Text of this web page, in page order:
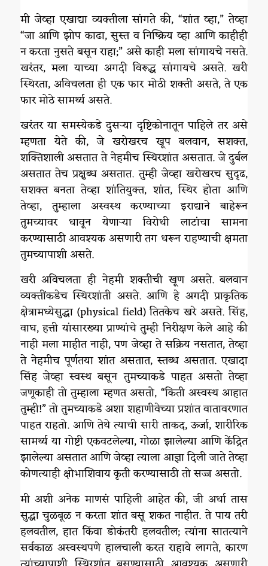
मी जेव्हा एखाद्या व्यक्तीला सांगते की, “शांत व्हा,” तेव्हा
“जा आणि झोप काढा, सुस्त व निष्क्रिय व्हा आणि काहीही
न करता नुसते बसून राहा;” असे काही मला सांगायचे नसते.
खरंतर, मला याच्या अगदी विरूद्ध सांगायचे असते. खरी
स्थिरता, अविचलता ही एक फार मोठी शक्ती असते, ते एक
फार मोठे सामर्थ्य असते.
खरंतर या समस्येकडे दुसऱ्या दृष्टिकोनातून पाहिले तर असे
म्हणता येते की, जे खरोखरच खूप बलवान, सशक्त,
शक्तिशाली असतात ते नेहमीच स्थिरशांत असतात. जे दुर्बल
असतात तेच प्रक्षुब्ध असतात. तुम्ही जेव्हा खरोखरच सुदृढ,
सशक्त बनता तेव्हा शांतियुक्त, शांत, स्थिर होता आणि
तेव्हा, तुम्हाला अस्वस्थ करण्याच्या इराद्याने बाहेरून
तुमच्यावर धावून येणाऱ्या विरोधी लाटांचा सामना
करण्यासाठी आवश्यक असणारी तग धरून राहण्याची क्षमता
तुमच्यापाशी असते.
खरी अविचलता ही नेहमी शक्तीची खूण असते. बलवान
व्यक्तींकडेच स्थिरशांती असते. आणि हे अगदी प्राकृतिक
क्षेत्रामध्येसुद्धा (physical field) तितकेच खरे असते. सिंह,
वाघ, हत्ती यांसारख्या प्राण्यांचे तुम्ही निरीक्षण केले आहे की
नाही मला माहीत नाही, पण जेव्हा ते सक्रिय नसतात, तेव्हा
ते नेहमीच पूर्णतया शांत असतात, स्तब्ध असतात. एखादा
सिंह जेव्हा स्वस्थ बसून तुमच्याकडे पाहत असतो तेव्हा
जणूकाही तो तुम्हाला म्हणत असतो, “किती अस्वस्थ आहात
तुम्ही!” तो तुमच्याकडे अशा शहाणीवेच्या प्रशांत वातावरणात
पाहत राहतो. आणि तेथे त्याची सारी ताकद, ऊर्जा, शारीरिक
सामर्थ्य या गोष्टी एकवटलेल्या, गोळा झालेल्या आणि केंद्रित
झालेल्या असतात आणि जेव्हा त्याला आज्ञा दिली जाते तेव्हा
कोणत्याही क्षोभाशिवाय कृती करण्यासाठी तो सज्ज असतो.
मी अशी अनेक माणसं पाहिली आहेत की, जी अर्धा तास
सुद्धा चुळबूळ न करता शांत बसू शकत नाहीत. ते पाय तरी
हलवतील, हात किंवा डोकंतरी हलवतील; त्यांना सातत्याने
सर्वकाळ अस्वस्थपणे हालचाली करत राहावे लागते, कारण